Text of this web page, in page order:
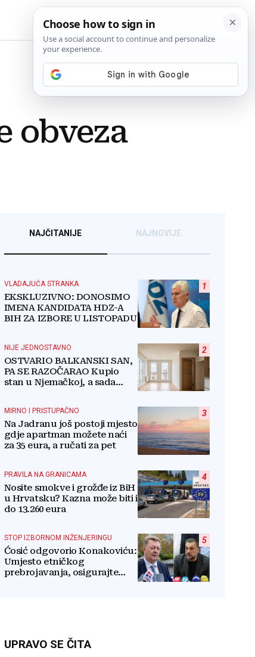
obveza
NAJČITANIJE NAJNOVIJE
1
VLADAJUĆA STRANKA
EKSKLUZIVNO: DONOSIMO
IMENA KANDIDATA HDZ-A
BIH ZA IZBORE U LISTOPADU
2
NIJE JEDNOSTAVNO
OSTVARIO BALKANSKI SAN,
PA SE RAZOČARAO Kupio
stan u Njemačkoj, a sada
3
MIRNO I PRISTUPAČNO
Na Jadranu još postoji mjesto
gdje apartman možete naći
za 35 eura, a ručati za pet
4
PRAVILA NA GRANICAMA
Nosite smokve i grožđe iz BiH
u Hrvatsku? Kazna može biti i
do 13.260 eura
5
STOP IZBORNOM INŽENJERINGU
Ćosić odgovorio Konakoviću:
Umjesto etničkog
prebrojavanja, osigurajte
UPRAVO SE ČITA